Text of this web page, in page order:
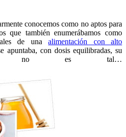
conocemos como no aptos para
que también enumerábamos como
de unaalimentación con alto
apuntaba, con dosis equilibradas, su
no es tal…